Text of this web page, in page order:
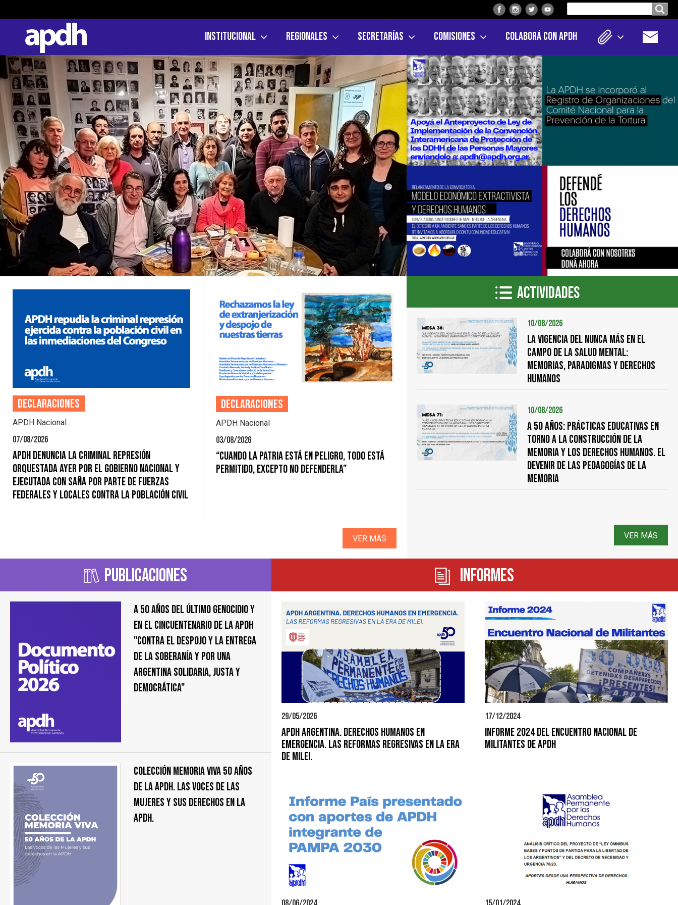
el
sitio
Institucional Regionales Secretarías Comisiones Colaborá con APDH
Declaraciones
APDH Nacional
07/08/2026
APDH denuncia la criminal represión
orquestada ayer por el gobierno nacional y
ejecutada con saña por parte de fuerzas
federales y locales contra la población civil
Declaraciones
APDH Nacional
03/08/2026
“Cuando la Patria está en peligro, todo está
permitido, excepto no DEFENDERLA”
VER MÁS
Actividades
10/08/2026
LA VIGENCIA DEL NUNCA MÁS EN EL
CAMPO DE LA SALUD MENTAL:
memorias, paradigmas y derechos
humanos
10/08/2026
A 50 años: prácticas educativas en
torno a la construcción de la
memoria y los derechos humanos. El
devenir de las pedagogías de la
memoria
VER MÁS
Publicaciones
A 50 años del último genocidio y
en el cincuentenario de la APDH
"Contra el despojo y la entrega
de la soberanía y por una
Argentina solidaria, justa y
democrática"
COLECCIÓN MEMORIA VIVA 50 AÑOS
DE LA APDH. Las voces de las
Mujeres y sus derechos en la
APDH.
Informes
29/05/2026
APDH ARGENTINA. DERECHOS HUMANOS EN
EMERGENCIA. LAS REFORMAS REGRESIVAS EN LA ERA
DE MILEI.
17/12/2024
Informe 2024 del Encuentro Nacional de
Militantes de APDH